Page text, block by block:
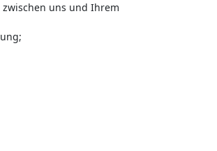
uns und Ihrem